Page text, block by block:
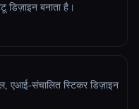
बनाता है।
एआई-संचालित स्टिकर डिज़ाइन